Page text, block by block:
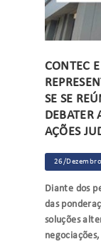
CONTEC
SE SE
DEBATER
AÇÕES
26/
Diante dos
das
soluções